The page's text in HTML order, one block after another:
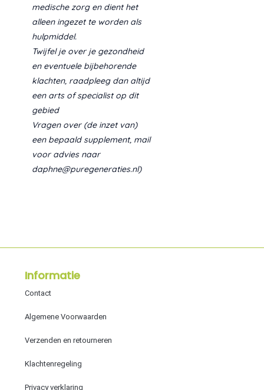
medische zorg en dient het
alleen ingezet te worden als
hulpmiddel.
Twijfel je over je gezondheid
en eventuele bijbehorende
klachten, raadpleeg dan altijd
een arts of specialist op dit
gebied
Vragen over (de inzet van)
een bepaald supplement, mail
voor advies naar
daphne@puregeneraties.nl)
Informatie
Contact
Algemene Voorwaarden
Verzenden en retourneren
Klachtenregeling
Privacy verklaring